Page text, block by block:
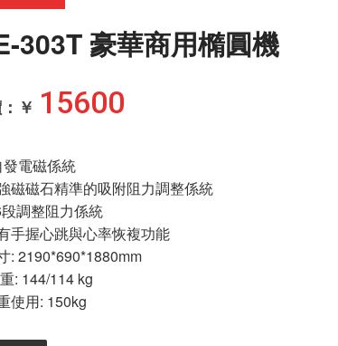
303T 豪華商用橢圓機
：￥ 15600
自發電磁係統
：強磁磁石精準的吸附阻力調整係統
調整阻力係統
手握心跳與心率恢複功能
: 2190*690*1880mm
: 144/114 kg
使用: 150kg